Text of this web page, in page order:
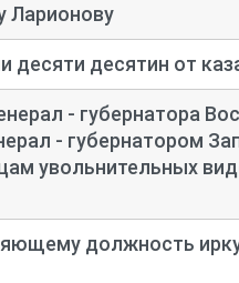
Ларионову
десяти десятин от
- губернатора
- губернатором
увольнительных
должность